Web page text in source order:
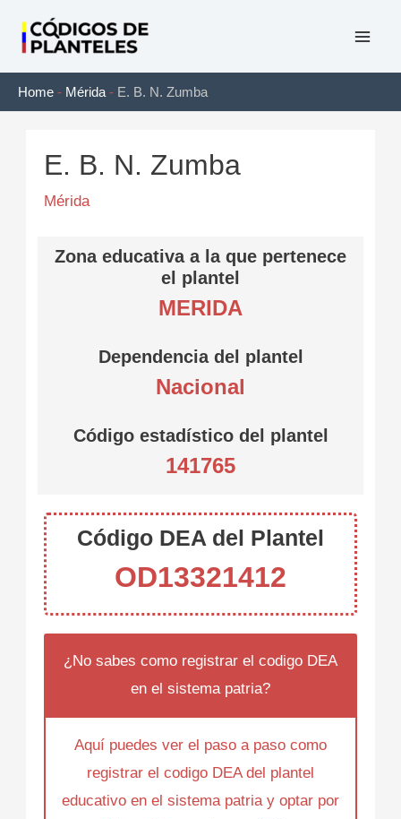
contenido
Home - Mérida - E. B. N. Zumba
E. B. N. Zumba
Mérida
Zona educativa a la que pertenece
el plantel
MERIDA
Dependencia del plantel
Nacional
Código estadístico del plantel
141765
Código DEA del Plantel
OD13321412
¿No sabes como registrar el codigo DEA
en el sistema patria?
Aquí puedes ver el paso a paso como
registrar el codigo DEA del plantel
educativo en el sistema patria y optar por